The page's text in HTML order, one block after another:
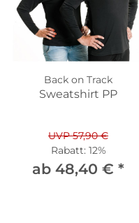
Back on Track
Sweatshirt PP
UVP 57,90 €
Rabatt: 12%
ab 48,40 € *